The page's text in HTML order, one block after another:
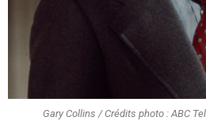
Gary Collins / Crédits photo : ABC